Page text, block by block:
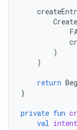
)
)
return
}
private fun
val intent